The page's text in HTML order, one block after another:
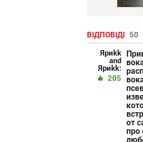
ВІДПОВІДІ 50
Яриkk
and
Яриkk:
205
от
про